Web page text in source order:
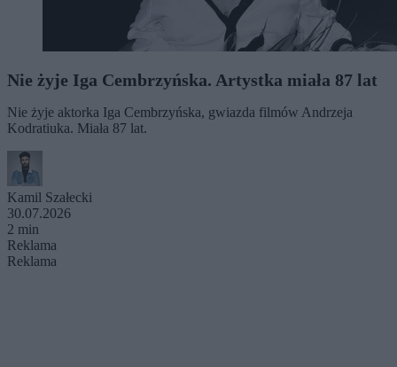
Nie żyje Iga Cembrzyńska. Artystka miała 87 lat
Nie żyje aktorka Iga Cembrzyńska, gwiazda filmów Andrzeja
Kodratiuka. Miała 87 lat.
Kamil Szałecki
30.07.2026
2 min
Reklama
Reklama